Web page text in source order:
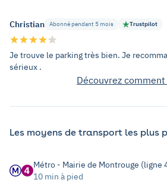
Christian Abonné pendant 5 mois Trustpilot
Je trouve le parking très bien. Je
sérieux .
Découvrez
Les moyens de transport les plus
Métro - Mairie de Montrouge (ligne
10 min à pied